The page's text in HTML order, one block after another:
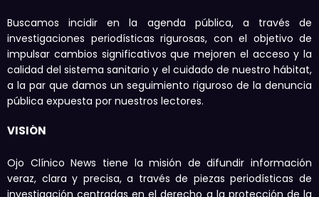
Buscamos incidir en la agenda pública, a través de
investigaciones periodísticas rigurosas, con el objetivo de
impulsar cambios significativos que mejoren el acceso y la
calidad del sistema sanitario y el cuidado de nuestro hábitat,
a la par que damos un seguimiento riguroso de la denuncia
pública expuesta por nuestros lectores.
VISIÓN
Ojo Clínico News tiene la misión de difundir información
veraz, clara y precisa, a través de piezas periodísticas de
investigación centradas en el derecho a la protección de la